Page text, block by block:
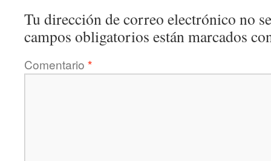
Tu dirección de correo electrónico no
campos obligatorios están marcados
Comentario *